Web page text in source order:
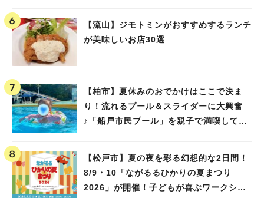
【流山】ジモトミンがおすすめするランチ
が美味しいお店30選
【柏市】夏休みのおでかけはここで決ま
り！流れるプール＆スライダーに大興奮
♪「船戸市民プール」を親子で満喫してき
【松戸市】夏の夜を彩る幻想的な2日間！
8/9・10「ながるるひかりの夏まつり
2026」が開催！子どもが喜ぶワークショ